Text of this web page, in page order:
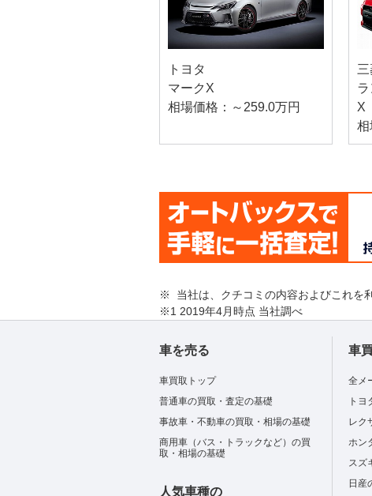
トヨタ
マークX
相場価格：～259.0万円
X
相
※ 当社は、クチコミの内容およびこれを
※1 2019年4月時点 当社調べ
車を売る
車買取トップ
普通車の買取・査定の基礎
事故車・不動車の買取・相場の基礎
商用車（バス・トラックなど）の買
取・相場の基礎
人気車種の
車
全メ
トヨ
レク
ホン
スズ
日産